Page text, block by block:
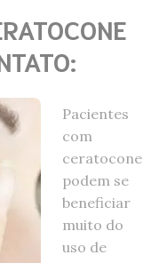
Pacientes
com
ceratocone
podem se
beneficiar
muito do
uso de